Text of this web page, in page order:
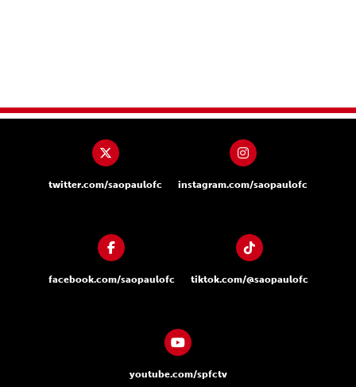
twitter.com/saopaulofc instagram.com/saopaulofc
facebook.com/saopaulofc tiktok.com/@saopaulofc
youtube.com/spfctv